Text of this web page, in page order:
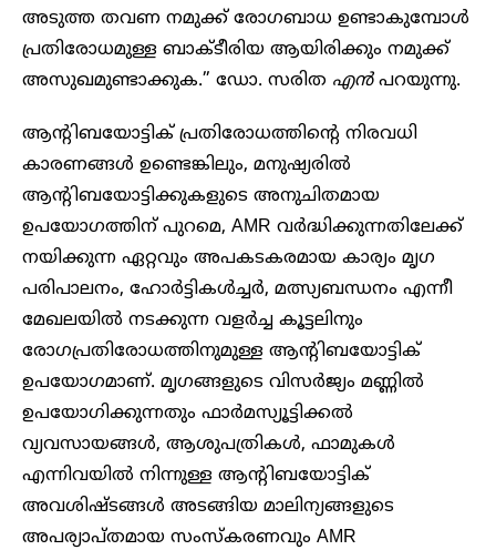
അടുത്ത തവണ നമുക്ക് രോഗബാധ ഉണ്ടാകുമ്പോൾ
പ്രതിരോധമുള്ള ബാക്ടീരിയ ആയിരിക്കും നമുക്ക്
അസുഖമുണ്ടാക്കുക.” ഡോ. സരിത എൻ പറയുന്നു.
ആന്റിബയോട്ടിക് പ്രതിരോധത്തിന്റെ നിരവധി
കാരണങ്ങൾ ഉണ്ടെങ്കിലും, മനുഷ്യരിൽ
ആന്റിബയോട്ടിക്കുകളുടെ അനുചിതമായ
ഉപയോഗത്തിന് പുറമെ, AMR വർദ്ധിക്കുന്നതിലേക്ക്
നയിക്കുന്ന ഏറ്റവും അപകടകരമായ കാര്യം മൃഗ
പരിപാലനം, ഹോർട്ടികൾച്ചർ, മത്സ്യബന്ധനം എന്നീ
മേഖലയിൽ നടക്കുന്ന വളർച്ച കൂട്ടലിനും
രോഗപ്രതിരോധത്തിനുമുള്ള ആന്റിബയോട്ടിക്
ഉപയോ​ഗമാണ്. മൃഗങ്ങളുടെ വിസർജ്യം മണ്ണിൽ
ഉപയോഗിക്കുന്നതും ഫാർമസ്യൂട്ടിക്കൽ
വ്യവസായങ്ങൾ, ആശുപത്രികൾ, ഫാമുകൾ
എന്നിവയിൽ നിന്നുള്ള ആന്റിബയോട്ടിക്
അവശിഷ്ടങ്ങൾ അടങ്ങിയ മാലിന്യങ്ങളുടെ
അപര്യാപ്തമായ സംസ്കരണവും AMR